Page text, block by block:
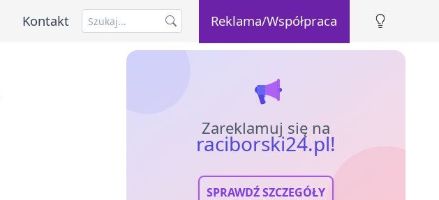
Kontakt Reklama/Współpraca
Zareklamuj się na
raciborski24.pl!
SPRAWDŹ SZCZEGÓŁY